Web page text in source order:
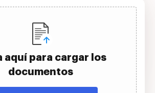
aquí para cargar los
documentos